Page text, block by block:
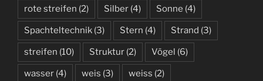
rote streifen (2) Silber (4) Sonne (4)
Spachteltechnik (3) Stern (4) Strand (3)
streifen (10) Struktur (2) Vögel (6)
wasser (4) weis (3) weiss (2)